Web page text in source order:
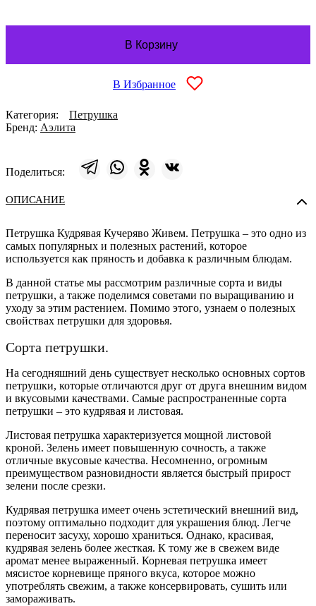
В Корзину
В Избранное
Категория:
Петрушка
Бренд: Аэлита
Поделиться:
ОПИСАНИЕ
Петрушка Кудрявая Кучеряво Живем. Петрушка – это одно из
самых популярных и полезных растений, которое
используется как пряность и добавка к различным блюдам.
В данной статье мы рассмотрим различные сорта и виды
петрушки, а также поделимся советами по выращиванию и
уходу за этим растением. Помимо этого, узнаем о полезных
свойствах петрушки для здоровья.
Сорта петрушки.
На сегодняшний день существует несколько основных сортов
петрушки, которые отличаются друг от друга внешним видом
и вкусовыми качествами. Самые распространенные сорта
петрушки – это кудрявая и листовая.
Листовая петрушка характеризуется мощной листовой
кроной. Зелень имеет повышенную сочность, а также
отличные вкусовые качества. Несомненно, огромным
преимуществом разновидности является быстрый прирост
зелени после срезки.
Кудрявая петрушка имеет очень эстетический внешний вид,
поэтому оптимально подходит для украшения блюд. Легче
переносит засуху, хорошо храниться. Однако, красивая,
кудрявая зелень более жесткая. К тому же в свежем виде
аромат менее выраженный. Корневая петрушка имеет
мясистое корневище пряного вкуса, которое можно
употреблять свежим, а также консервировать, сушить или
замораживать.